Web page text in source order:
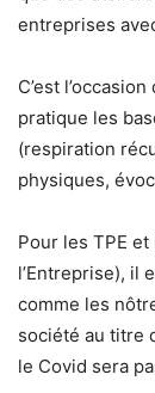
entreprises
C’est
pratique les
(respiration
physiques,
Pour les TPE et
l’Entreprise), il
comme les
société au titre
le Covid sera